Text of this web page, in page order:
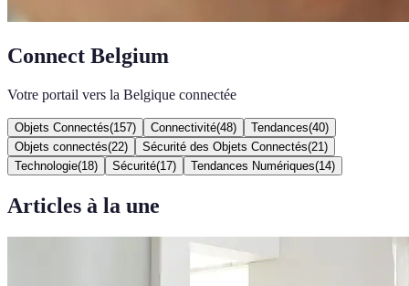
Connect Belgium
Votre portail vers la Belgique connectée
Objets Connectés(157) Connectivité(48) Tendances(40)
Objets connectés(22) Sécurité des Objets Connectés(21 )
Technologie(18) Sécurité(17) Tendances Numériques(14)
Articles à la une